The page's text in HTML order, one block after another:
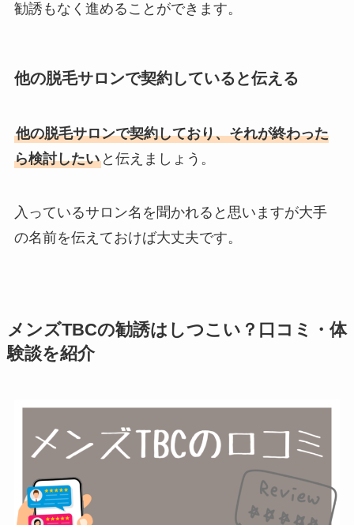
勧誘もなく進めることができます。
他の脱毛サロンで契約していると伝える
他の脱毛サロンで契約しており、それが終わった
ら検討したいと伝えましょう。
入っているサロン名を聞かれると思いますが大手
の名前を伝えておけば大丈夫です。
メンズTBCの勧誘はしつこい？口コミ・体
験談を紹介